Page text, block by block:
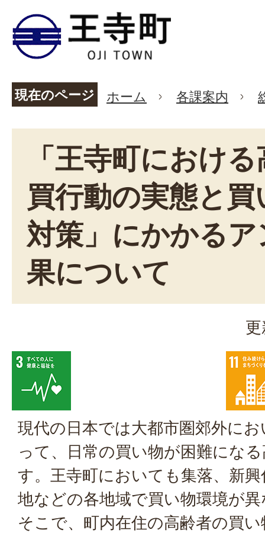
現在のページ ホーム 各課案内
「王寺町におけ
買行動の実態と
対策」にかかる
果について
現代の日本では大都市圏郊外に
って、日常の買い物が困難にな
す。王寺町においても集落、新
地などの各地域で買い物環境が
そこで、町内在住の高齢者の買